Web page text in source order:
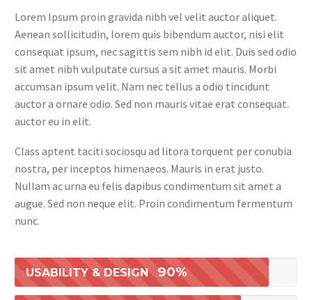
Lorem Ipsum proin gravida nibh vel velit auctor aliquet.
Aenean sollicitudin, lorem quis bibendum auctor, nisi elit
consequat ipsum, nec sagittis sem nibh id elit. Duis sed odio
sit amet nibh vulputate cursus a sit amet mauris. Morbi
accumsan ipsum velit. Nam nec tellus a odio tincidunt
auctor a ornare odio. Sed non mauris vitae erat consequat.
auctor eu in elit.
Class aptent taciti sociosqu ad litora torquent per conubia
nostra, per inceptos himenaeos. Mauris in erat justo.
Nullam ac urna eu felis dapibus condimentum sit amet a
augue. Sed non neque elit. Proin condimentum fermentum
nunc.
USABILITY & DESIGN 90%